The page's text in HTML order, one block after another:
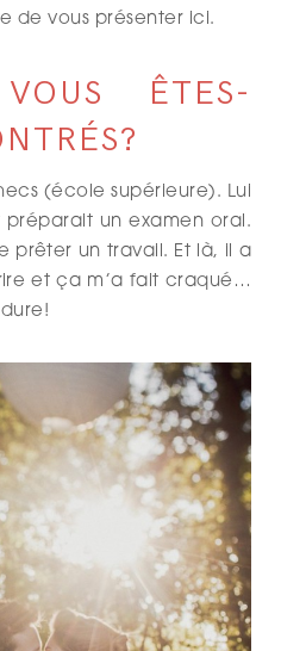
de vous présenter ici.
ÊTES-
(école supérieure). Lui
préparait un examen oral.
prêter un travail. Et là, il a
et ça m’a fait craqué…